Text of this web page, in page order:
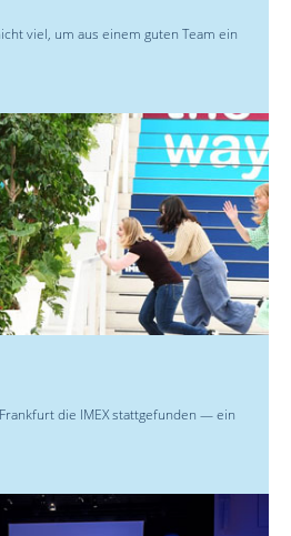
viel, um aus einem guten Team ein
die IMEX stattgefunden — ein